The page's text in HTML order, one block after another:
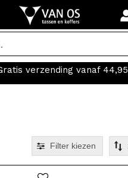
verzending vanaf 44,95
Filter kiezen